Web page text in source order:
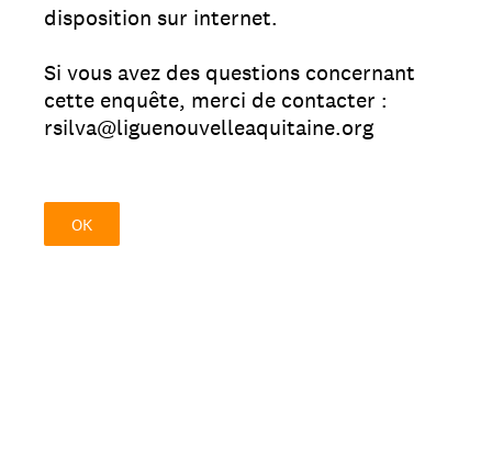
disposition sur internet.
Si vous avez des questions concernant
cette enquête, merci de contacter :
rsilva@liguenouvelleaquitaine.org
OK